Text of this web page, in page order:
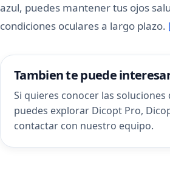
azul, puedes mantener tus ojos
condiciones oculares a largo plazo.
Tambien te puede
Si quieres conocer las soluciones
puedes explorar Dicopt Pro,
contactar con nuestro equipo.